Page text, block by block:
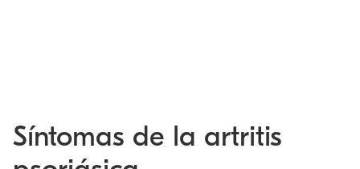
Síntomas de la artritis